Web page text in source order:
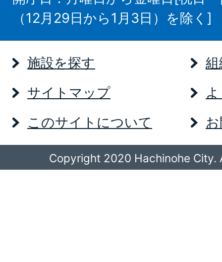
（12月29日から1月3日）を除く]
施設を探す
サイトマップ
このサイトについて
Copyright 2020 Hachinohe City.